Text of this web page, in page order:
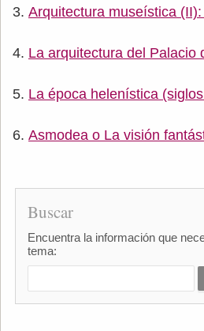
Arquitectura museística
La arquitectura del Palacio
La época helenística
Asmodea o La visión
Buscar
Encuentra la información que
tema: